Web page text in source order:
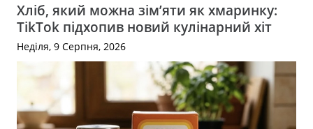
Хліб, який можна зім’яти як хмаринку:
TikTok підхопив новий кулінарний хіт
Неділя, 9 Серпня, 2026